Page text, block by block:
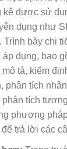
kê được sử
dụng như
Trình bày chi
dụng, bao
tả, kiểm
phân tích
tích
phương
trả lời các